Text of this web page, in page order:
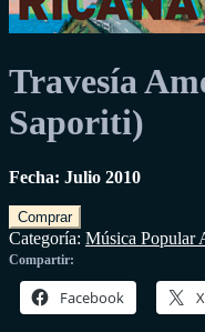
Travesía
Saporiti)
Fecha: Julio 2010
Comprar
Categoría: Música Popular
Compartir:
Facebook X